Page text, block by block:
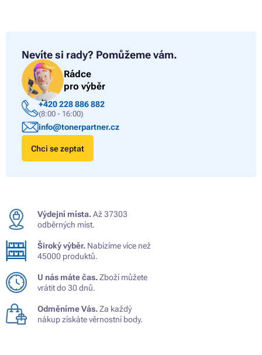
Nevíte si rady? Pomůžeme vám.
Rádce
pro výběr
+420 228 886 882
(8:00 - 16:00)
info@tonerpartner.cz
Chci se zeptat
Výdejní místa.Až 37303
odběrných míst.
Široký výběr. Nabízíme více než
45000 produktů.
U nás máte čas.Zboží můžete
vrátit do 30 dnů.
Odměníme Vás.Za každý
nákup získáte věrnostní body.